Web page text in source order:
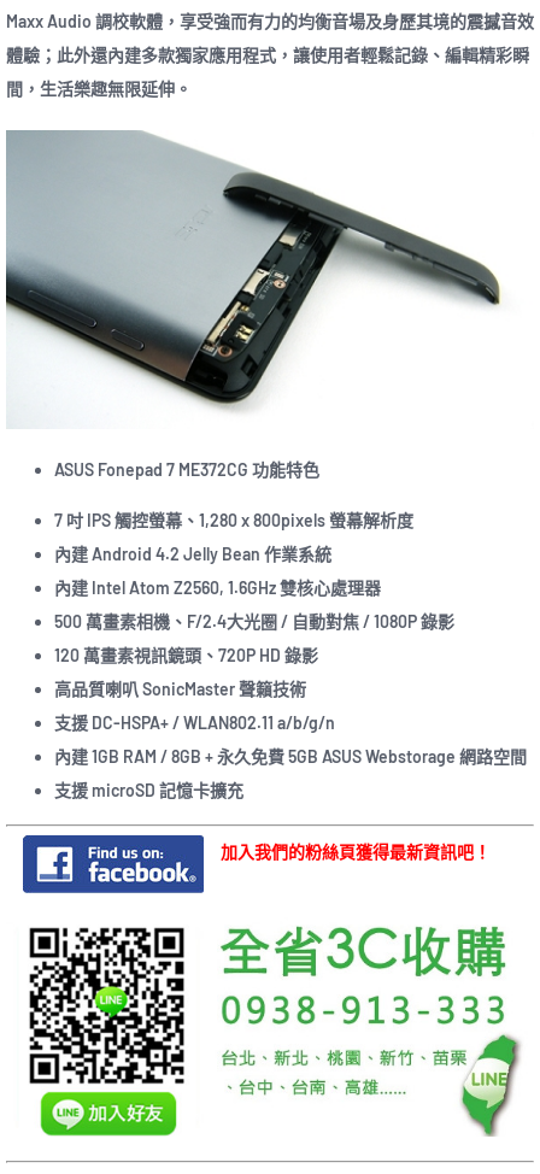
Maxx Audio 調校軟體，享受強而有力的均衡音場及身歷其境的震撼音效
體驗；此外還內建多款獨家應用程式，讓使用者輕鬆記錄、編輯精彩瞬
間，生活樂趣無限延伸。
ASUS Fonepad 7 ME372CG 功能特色
7 吋 IPS 觸控螢幕、1,280 x 800pixels 螢幕解析度
內建 Android 4.2 Jelly Bean 作業系統
內建 Intel Atom Z2560, 1.6GHz 雙核心處理器
500 萬畫素相機、F/2.4大光圈 / 自動對焦 / 1080P 錄影
120 萬畫素視訊鏡頭、720P HD 錄影
高品質喇叭 SonicMaster 聲籟技術
支援 DC-HSPA+ / WLAN802.11 a/b/g/n
內建 1GB RAM / 8GB + 永久免費 5GB ASUS Webstorage 網路空間
支援 microSD 記憶卡擴充
加入我們的粉絲頁獲得最新資訊吧！